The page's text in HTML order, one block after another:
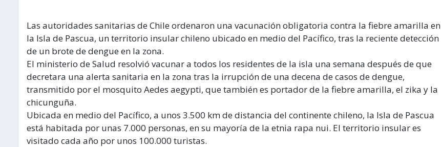
Las autoridades sanitarias de Chile ordenaron una vacunación obligatoria contra la fiebre amarilla en
la Isla de Pascua, un territorio insular chileno ubicado en medio del Pacífico, tras la reciente detección
de un brote de dengue en la zona.
El ministerio de Salud resolvió vacunar a todos los residentes de la isla una semana después de que
decretara una alerta sanitaria en la zona tras la irrupción de una decena de casos de dengue,
transmitido por el mosquito Aedes aegypti, que también es portador de la fiebre amarilla, el zika y la
chicunguña.
Ubicada en medio del Pacífico, a unos 3.500 km de distancia del continente chileno, la Isla de Pascua
está habitada por unas 7.000 personas, en su mayoría de la etnia rapa nui. El territorio insular es
visitado cada año por unos 100.000 turistas.